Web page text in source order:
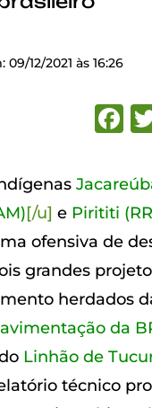
12/2021 às 16:26
[/u] e Pirititi
ofensiva de
grandes
herdados
da
Linhão de
técnico